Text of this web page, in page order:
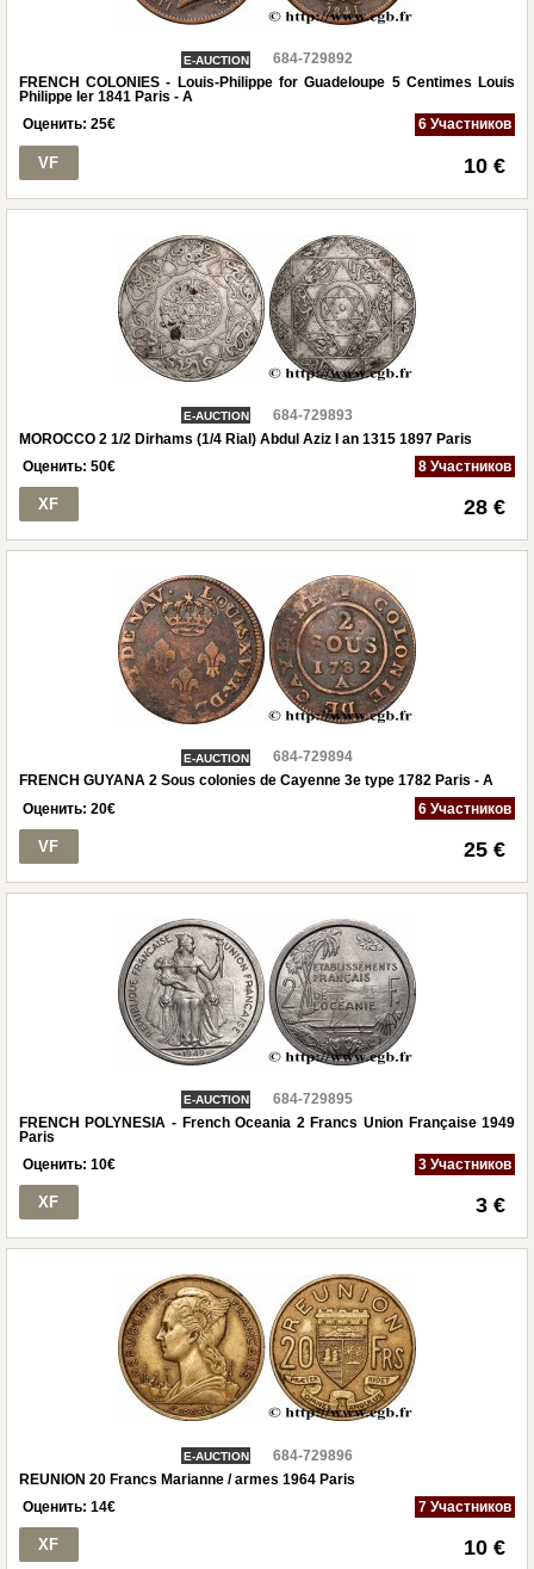
E-AUCTION
684-729892
FRENCH COLONIES - Louis-Philippe for Guadeloupe 5 Centimes Louis
Philippe Ier 1841 Paris - A
Оценить: 25€ 6 Участников
VF 10 €
E-AUCTION
684-729893
MOROCCO 2 1/2 Dirhams (1/4 Rial) Abdul Aziz I an 1315 1897 Paris
Оценить: 50€ 8 Участников
XF 28 €
E-AUCTION
684-729894
FRENCH GUYANA 2 Sous colonies de Cayenne 3e type 1782 Paris - A
Оценить: 20€ 6 Участников
VF 25 €
E-AUCTION
684-729895
FRENCH POLYNESIA - French Oceania 2 Francs Union Française 1949
Paris
Оценить: 10€ 3 Участников
XF 3 €
E-AUCTION
684-729896
REUNION 20 Francs Marianne / armes 1964 Paris
Оценить: 14€ 7 Участников
XF 10 €